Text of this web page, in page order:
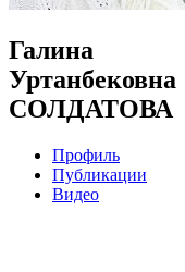
Галина
Уртанбековна
СОЛДАТОВА
Профиль
Публикации
Видео